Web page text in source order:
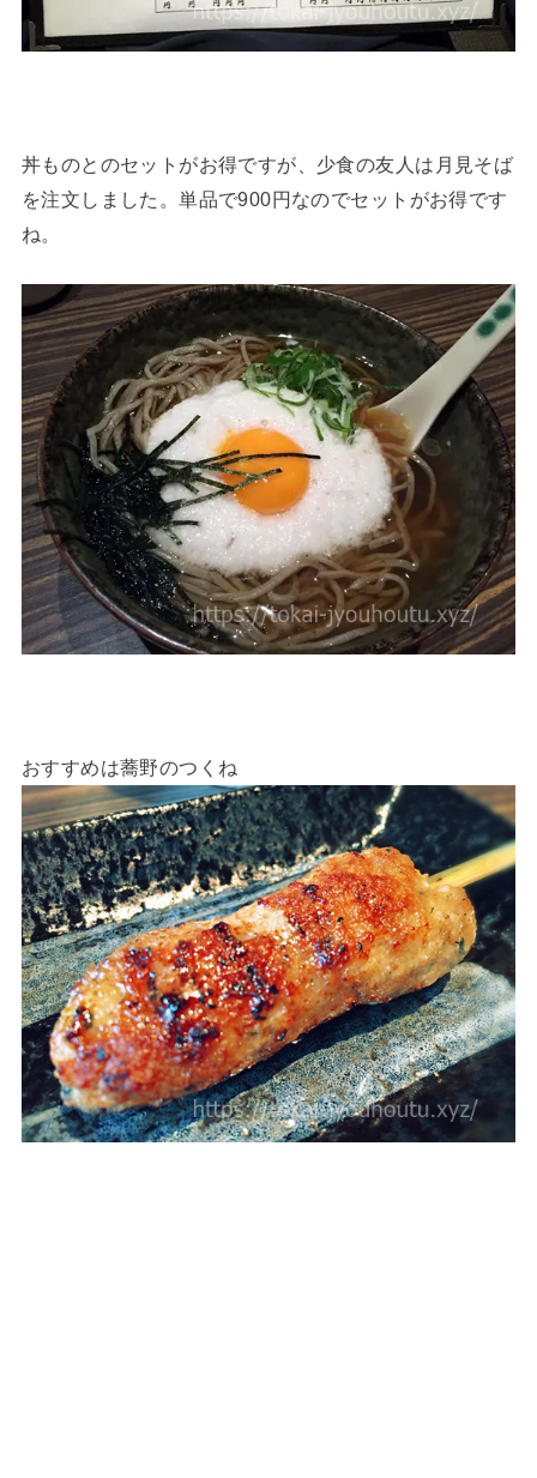
丼ものとのセットがお得ですが、少食の友人は月見そば
を注文しました。単品で900円なのでセットがお得です
ね。
おすすめは蕎野のつくね